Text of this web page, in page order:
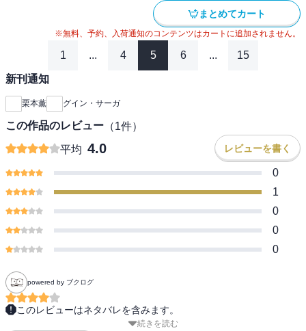
まとめてカート
※無料、予約、入荷通知のコンテンツはカートに追加されません。
1 ... 4 5 6 ... 15
新刊通知
栗本薫 グイン・サーガ
この作品のレビュー （1件）
平均 4.0 レビューを書く
0
1
0
0
0
powered by ブクログ
このレビューはネタバレを含みます。
シルヴィアを探す旅に出たグイン。再びグインに見捨てられたと自
続きを読む